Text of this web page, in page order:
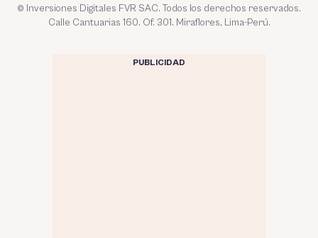
© Inversiones Digitales FVR SAC. Todos los derechos reservados.
Calle Cantuarias 160. Of. 301. Miraflores, Lima-Perú.
PUBLICIDAD